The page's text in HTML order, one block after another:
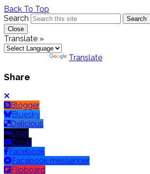
Back To Top
Search
Search
Close
Translate »
Translate
Share
Blogger
Bluesky
Delicious
Digg
Email
Facebook
Facebook messenger
Flipboard